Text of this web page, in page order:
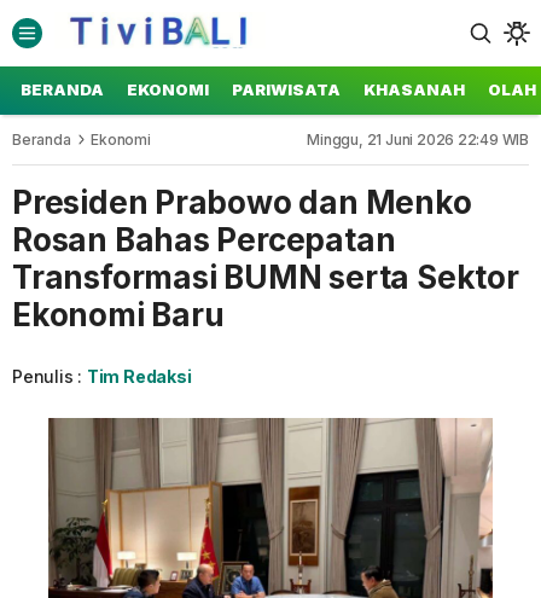
BERANDA EKONOMI PARIWISATA KHASANAH OLAH
Beranda Ekonomi Minggu, 21 Juni 2026 22:49 WIB
Presiden Prabowo dan Menko
Rosan Bahas Percepatan
Transformasi BUMN serta Sektor
Ekonomi Baru
Penulis : Tim Redaksi